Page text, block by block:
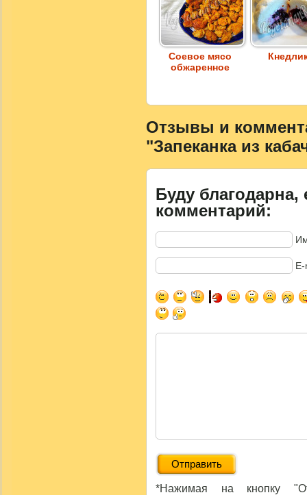
Соевое мясо
обжаренное
Отзывы и
"Запеканка из
Буду благодарна,
комментарий:
*Нажимая на кнопку